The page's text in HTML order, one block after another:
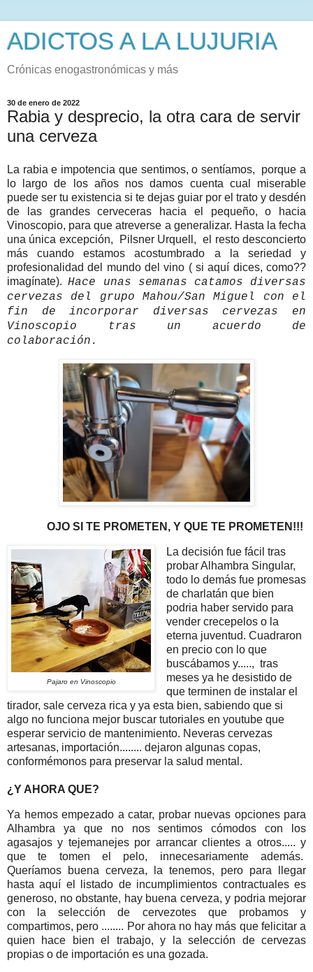
ADICTOS A LA LUJURIA
Crónicas enogastronómicas y más
30 de enero de 2022
Rabia y desprecio, la otra cara de servir
una cerveza
La rabia e impotencia que sentimos, o sentíamos, porque a
lo largo de los años nos damos cuenta cual miserable
puede ser tu existencia si te dejas guiar por el trato y desdén
de las grandes cerveceras hacia el pequeño, o hacia
Vinoscopio, para que atreverse a generalizar. Hasta la fecha
una única excepción, Pilsner Urquell, el resto desconcierto
más cuando estamos acostumbrado a la seriedad y
profesionalidad del mundo del vino ( si aquí dices, como??
imagínate).Hace unas semanas catamos diversas
cervezas del grupo Mahou/San Miguel con el
fin de incorporar diversas cervezas en
Vinoscopio tras un acuerdo de
colaboración.
OJO SI TE PROMETEN, Y QUE TE PROMETEN!!!
Pajaro en Vinoscopio
La decisión fue fácil tras
probar Alhambra Singular,
todo lo demás fue promesas
de charlatán que bien
podria haber servido para
vender crecepelos o la
eterna juventud. Cuadraron
en precio con lo que
buscábamos y....., tras
meses ya he desistido de
que terminen de instalar el
tirador, sale cerveza rica y ya esta bien, sabiendo que si
algo no funciona mejor buscar tutoriales en youtube que
esperar servicio de mantenimiento. Neveras cervezas
artesanas, importación........ dejaron algunas copas,
conformémonos para preservar la salud mental.
¿Y AHORA QUE?
Ya hemos empezado a catar, probar nuevas opciones para
Alhambra ya que no nos sentimos cómodos con los
agasajos y tejemanejes por arrancar clientes a otros..... y
que te tomen el pelo, innecesariamente además.
Queríamos buena cerveza, la tenemos, pero para llegar
hasta aquí el listado de incumplimientos contractuales es
generoso, no obstante, hay buena cerveza, y podria mejorar
con la selección de cervezotes que probamos y
compartimos, pero ........ Por ahora no hay más que felicitar a
quien hace bien el trabajo, y la selección de cervezas
propias o de importación es una gozada.